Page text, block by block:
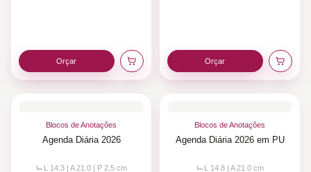
Orçar Orçar
Blocos de Anotações
Agenda Diária 2026
L 14.3 | A 21.0 | P 2.5 cm
Blocos de Anotações
Agenda Diária 2026 em PU
L 14.8 | A 21.0 cm